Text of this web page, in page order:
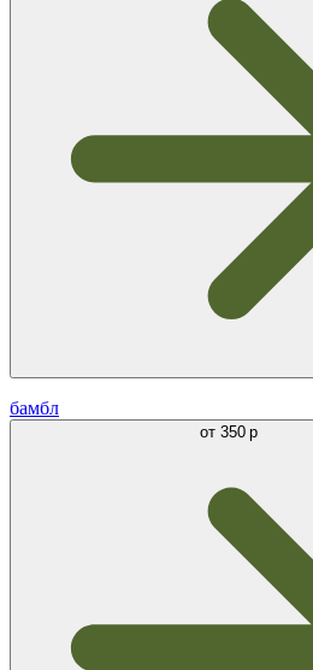
бамбл
от 350 р